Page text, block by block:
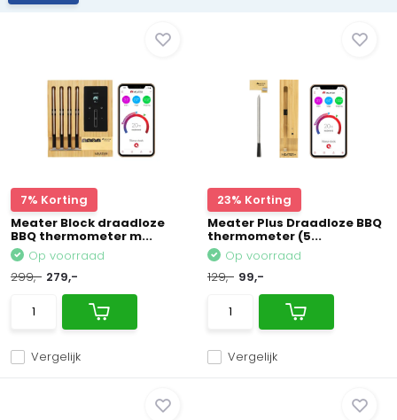
7% Korting
Meater Block draadloze
BBQ thermometer m...
Vergelijk
Op voorraad
299,- 279,-
23% Korting
Meater Plus Draadloze BBQ
thermometer (5...
Vergelijk
Op voorraad
129,- 99,-